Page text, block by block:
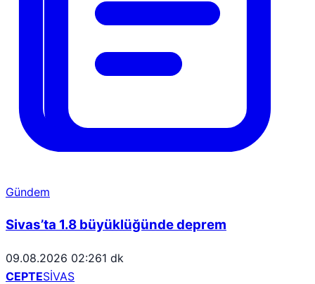
Gündem
Sivas’ta 1.8 büyüklüğünde deprem
09.08.2026 02:261 dk
CEPTESİVAS